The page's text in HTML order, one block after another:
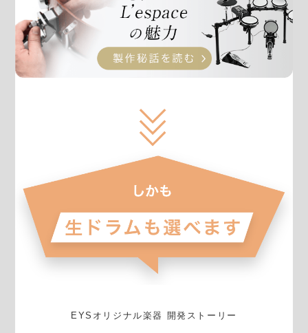
EYSオリジナル楽器 開発ストーリー